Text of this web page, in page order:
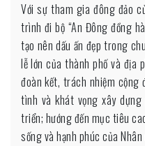
Với sự tham gia đông đảo
trình đi bộ “An Đông đồng
tạo nên dấu ấn đẹp trong
lễ lớn của thành phố và địa
đoàn kết, trách nhiệm cộng
tình và khát vọng xây
triển; hướng đến mục tiêu
sống và hạnh phúc của Nhân